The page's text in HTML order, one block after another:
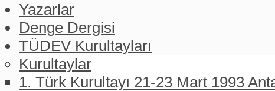
Yazarlar
Denge Dergisi
TÜDEV Kurultayları
Kurultaylar
1. Türk Kurultayı 21-23 Mart 1993